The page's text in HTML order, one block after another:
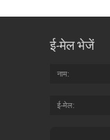
ई-मेल भेजें
नाम
ई-मेल